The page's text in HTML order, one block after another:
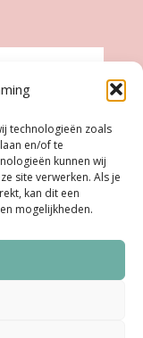
technologieën zoals
en/of te
kunnen wij
site verwerken. Als je
kan dit een
mogelijkheden.